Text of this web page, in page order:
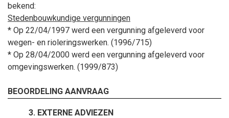
bekend:
Stedenbouwkundige vergunningen
* Op 22/04/1997 werd een vergunning afgeleverd voor
wegen- en rioleringswerken. (1996/715)
* Op 28/04/2000 werd een vergunning afgeleverd voor
omgevingswerken. (1999/873)
BEOORDELING AANVRAAG
EXTERNE ADVIEZEN